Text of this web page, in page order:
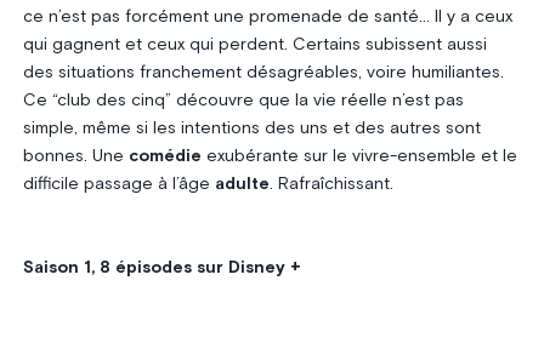
ce n’est pas forcément une promenade de santé… Il y a ceux
qui gagnent et ceux qui perdent. Certains subissent aussi
des situations franchement désagréables, voire humiliantes.
Ce “club des cinq” découvre que la vie réelle n’est pas
simple, même si les intentions des uns et des autres sont
bonnes. Une comédie exubérante sur le vivre-ensemble et le
difficile passage à l’âge adulte. Rafraîchissant.
Saison 1, 8 épisodes sur Disney +